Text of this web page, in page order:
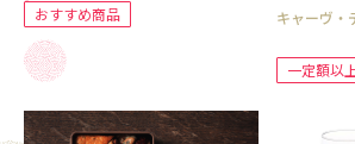
おすすめ商品 キャーヴ・
一定額以